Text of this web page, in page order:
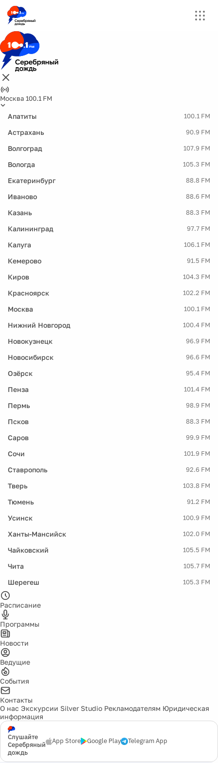
Москва 100.1 FM
Апатиты 100.1 FM
Астрахань 90.9 FM
Волгоград 107.9 FM
Вологда 105.3 FM
Екатеринбург 88.8 FM
Иваново 88.6 FM
Казань 88.3 FM
Калининград 97.7 FM
Калуга 106.1 FM
Кемерово 91.5 FM
Киров 104.3 FM
Красноярск 102.2 FM
Москва 100.1 FM
Нижний Новгород 100.4 FM
Новокузнецк 96.9 FM
Новосибирск 96.6 FM
Озёрск 95.4 FM
Пенза 101.4 FM
Пермь 98.9 FM
Псков 88.3 FM
Саров 99.9 FM
Сочи 101.9 FM
Ставрополь 92.6 FM
Тверь 103.8 FM
Тюмень 91.2 FM
Усинск 100.9 FM
Ханты-Мансийск 102.0 FM
Чайковский 105.5 FM
Чита 105.7 FM
Шерегеш 105.3 FM
Расписание
Программы
Новости
Ведущие
События
Контакты
О нас Экскурсии Silver Studio Рекламодателям Юридическая
информация
Слушайте
Серебряный
дождь
App Store Google Play Telegram App